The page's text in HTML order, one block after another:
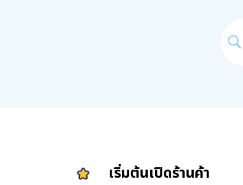
เริ่มต้นเปิดร้านค้า